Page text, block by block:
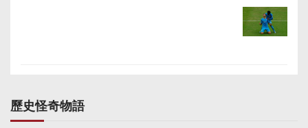
歷史怪奇物語